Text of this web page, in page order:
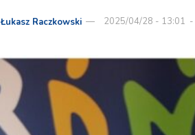
Łukasz Raczkowski 2025/04/28 - 13:01 -